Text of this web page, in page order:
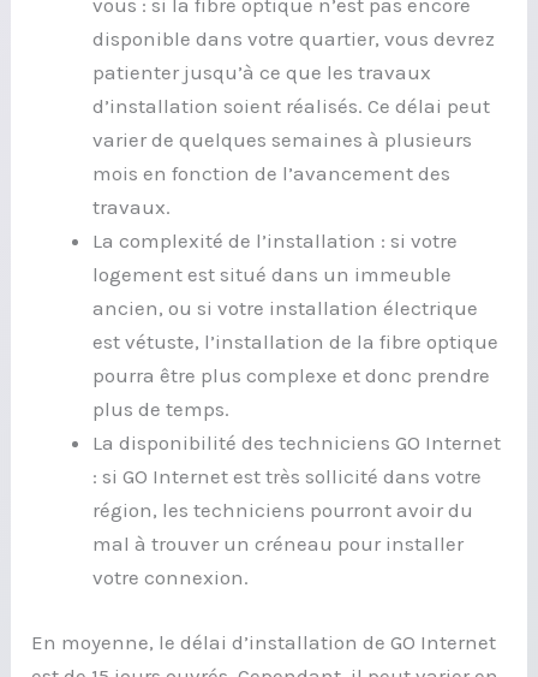
vous : si la fibre optique n’est pas encore
disponible dans votre quartier, vous devrez
patienter jusqu’à ce que les travaux
d’installation soient réalisés. Ce délai peut
varier de quelques semaines à plusieurs
mois en fonction de l’avancement des
travaux.
La complexité de l’installation : si votre
logement est situé dans un immeuble
ancien, ou si votre installation électrique
est vétuste, l’installation de la fibre optique
pourra être plus complexe et donc prendre
plus de temps.
La disponibilité des techniciens GO Internet
: si GO Internet est très sollicité dans votre
région, les techniciens pourront avoir du
mal à trouver un créneau pour installer
votre connexion.
En moyenne, le délai d’installation de GO Internet